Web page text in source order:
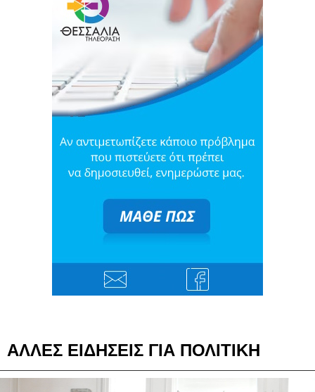
ΑΛΛΕΣ ΕΙΔΗΣΕΙΣ ΓΙΑ ΠΟΛΙΤΙΚΗ